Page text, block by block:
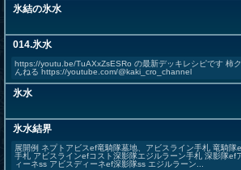
氷結の氷水
014.氷水
https://youtu.be/TuAXxZsESRo の最新デッキレシピです 柿
んねる https://youtube.com/@kaki_cro_channel
氷水
氷水結界
展開例 ネプトアビスef竜騎隊墓地、アビスライン手札 竜騎隊
手札 アビスラインefコスト深影隊エジルラーン手札 深影隊ef
ィーネss アビスディーネef深影隊ss エジルラーン...